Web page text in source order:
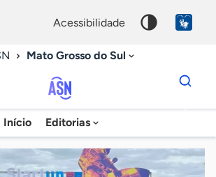
acessibilidade
Mato Grosso do Sul
Agência
Sebrae
de
Início Editorias
Dados
para
chave